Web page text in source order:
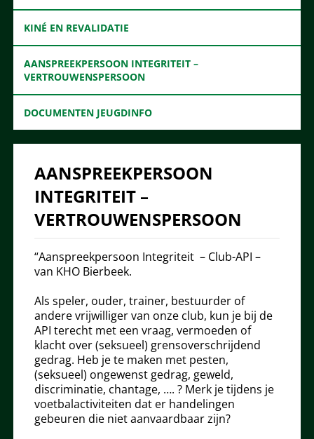
KINÉ EN REVALIDATIE
AANSPREEKPERSOON INTEGRITEIT –
VERTROUWENSPERSOON
DOCUMENTEN JEUGDINFO
AANSPREEKPERSOON
INTEGRITEIT –
VERTROUWENSPERSOON
“Aanspreekpersoon Integriteit – Club-API –
van KHO Bierbeek.
Als speler, ouder, trainer, bestuurder of
andere vrijwilliger van onze club, kun je bij de
API terecht met een vraag, vermoeden of
klacht over (seksueel) grensoverschrijdend
gedrag. Heb je te maken met pesten,
(seksueel) ongewenst gedrag, geweld,
discriminatie, chantage, …. ? Merk je tijdens je
voetbalactiviteiten dat er handelingen
gebeuren die niet aanvaardbaar zijn?